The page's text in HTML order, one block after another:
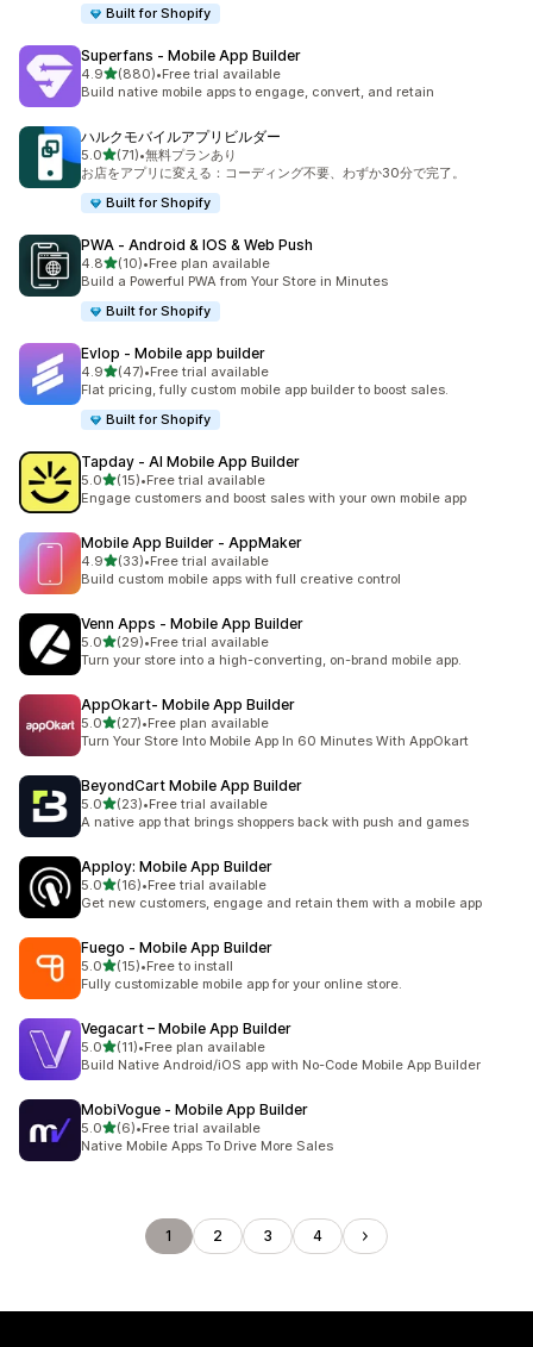
Built for Shopify
Superfans ‑ Mobile App Builder
4.95つ星中
(880)
合計レビュー数：880件
•Free trial available
Build native mobile apps to engage, convert, and retain
ハルクモバイルアプリビルダー
5.05つ星中
(71)
合計レビュー数：71件
•無料プランあり
お店をアプリに変える：コーディング不要、わずか30分で完了。
Built for Shopify
PWA ‑ Android & IOS & Web Push
4.85つ星中
(10)
合計レビュー数：10件
•Free plan available
Build a Powerful PWA from Your Store in Minutes
Built for Shopify
Evlop ‑ Mobile app builder
4.95つ星中
(47)
合計レビュー数：47件
•Free trial available
Flat pricing, fully custom mobile app builder to boost sales.
Built for Shopify
Tapday ‑ AI Mobile App Builder
5.05つ星中
(15)
合計レビュー数：15件
•Free trial available
Engage customers and boost sales with your own mobile app
Mobile App Builder ‑ AppMaker
4.95つ星中
(33)
合計レビュー数：33件
•Free trial available
Build custom mobile apps with full creative control
Venn Apps ‑ Mobile App Builder
5.05つ星中
(29)
合計レビュー数：29件
•Free trial available
Turn your store into a high-converting, on-brand mobile app.
AppOkart‑ Mobile App Builder
5.05つ星中
(27)
合計レビュー数：27件
•Free plan available
Turn Your Store Into Mobile App In 60 Minutes With AppOkart
BeyondCart Mobile App Builder
5.05つ星中
(23)
合計レビュー数：23件
•Free trial available
A native app that brings shoppers back with push and games
Apploy: Mobile App Builder
5.05つ星中
(16)
合計レビュー数：16件
•Free trial available
Get new customers, engage and retain them with a mobile app
Fuego ‑ Mobile App Builder
5.05つ星中
(15)
合計レビュー数：15件
•Free to install
Fully customizable mobile app for your online store.
Vegacart – Mobile App Builder
5.05つ星中
(11)
合計レビュー数：11件
•Free plan available
Build Native Android/iOS app with No-Code Mobile App Builder
MobiVogue ‑ Mobile App Builder
5.05つ星中
(6)
合計レビュー数：6件
•Free trial available
Native Mobile Apps To Drive More Sales
1 2 3 4